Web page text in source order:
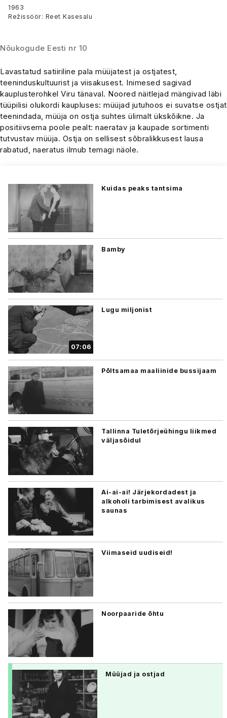
1963
Režissöör: Reet Kasesalu
Nõukogude Eesti nr 10
Lavastatud satiiriline pala müüjatest ja ostjatest,
teeninduskultuurist ja viisakusest. Inimesed sagivad
kauplusterohkel Viru tänaval. Noored näitlejad mängivad läbi
tüüpilisi olukordi kaupluses: müüjad jutuhoos ei suvatse ostjat
teenindada, müüja on ostja suhtes ülimalt ükskõikne. Ja
positiivsema poole pealt: naeratav ja kaupade sortimenti
tutvustav müüja. Ostja on sellisest sõbralikkusest lausa
rabatud, naeratus ilmub temagi näole.
Kuidas peaks tantsima
Bamby
07:06
Lugu miljonist
Põltsamaa maaliinide bussijaam
Tallinna Tuletõrjeühingu liikmed
väljasõidul
Ai-ai-ai! Järjekordadest ja
alkoholi tarbimisest avalikus
saunas
Viimaseid uudiseid!
Noorpaaride õhtu
Müüjad ja ostjad